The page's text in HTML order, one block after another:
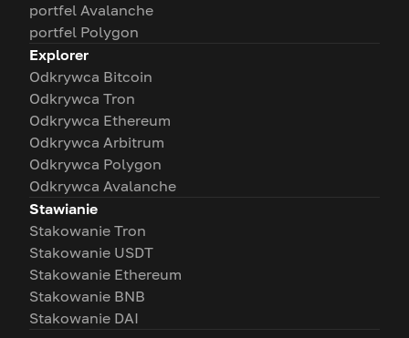
portfel Avalanche
portfel Polygon
Explorer
Odkrywca Bitcoin
Odkrywca Tron
Odkrywca Ethereum
Odkrywca Arbitrum
Odkrywca Polygon
Odkrywca Avalanche
Stawianie
Stakowanie Tron
Stakowanie USDT
Stakowanie Ethereum
Stakowanie BNB
Stakowanie DAI